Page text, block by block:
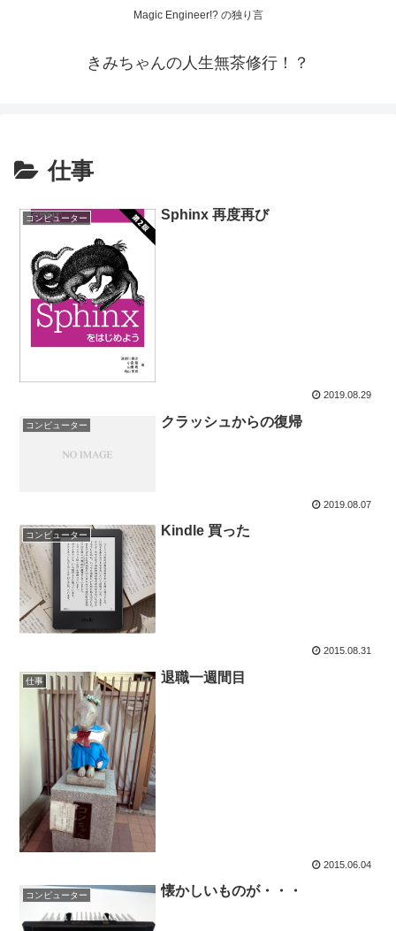
Magic Engineer!? の独り言
きみちゃんの人生無茶修行！？
仕事
コンピューター Sphinx 再度再び
2019.08.29
コンピューター クラッシュからの復帰
2019.08.07
コンピューター Kindle 買った
2015.08.31
仕事 退職一週間目
2015.06.04
コンピューター 懐かしいものが・・・